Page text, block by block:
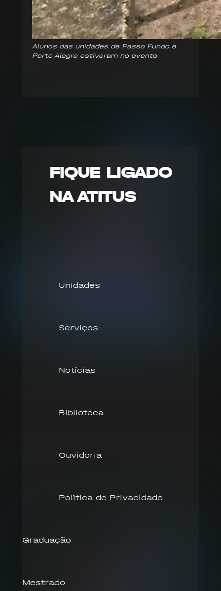
Alunos das unidades de Passo Fundo e
Porto Alegre estiveram no evento
FIQUE LIGADO
NA ATITUS
Unidades
Serviços
Notícias
Biblioteca
Ouvidoria
Política de Privacidade
Graduação
Mestrado